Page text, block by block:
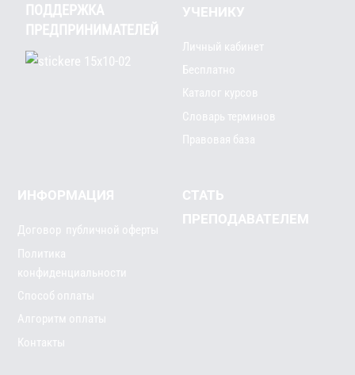
ПОДДЕРЖКА
ПРЕДПРИНИМАТЕЛЕЙ
УЧЕНИКУ
Личный кабинет
Бесплатно
Каталог курсов
Словарь терминов
Правовая база
ИНФОРМАЦИЯ
Договор публичной оферты
Политика
конфиденциальности
Способ оплаты
Алгоритм оплаты
Контакты
СТАТЬ
ПРЕПОДАВАТЕЛЕМ